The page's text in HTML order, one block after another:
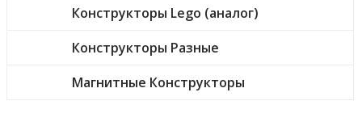
Конструкторы Lego (аналог)
Конструкторы Разные
Магнитные Конструкторы